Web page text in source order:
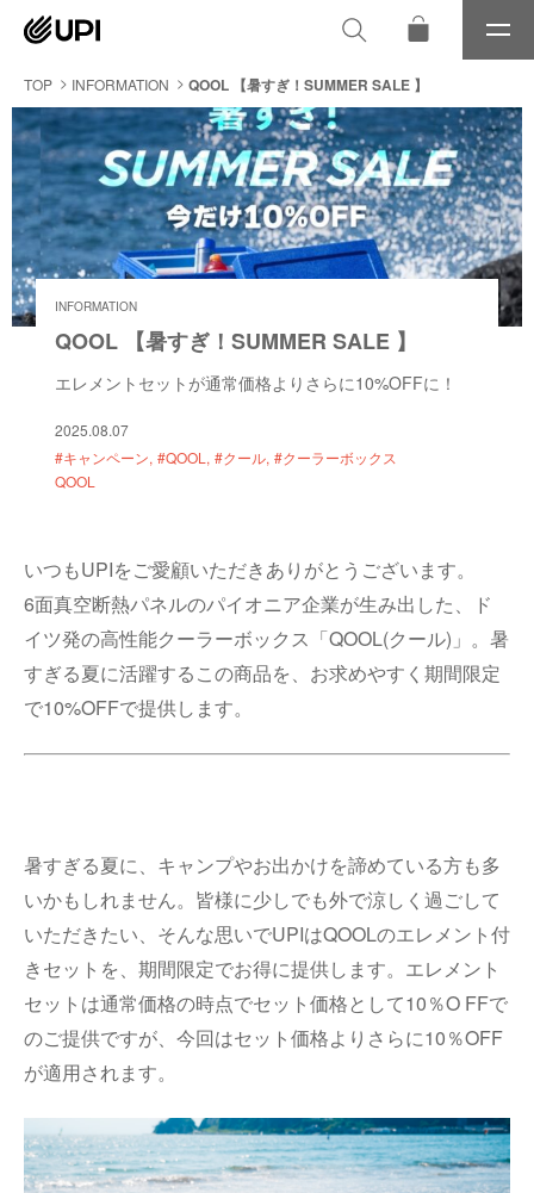
メ
ニ
ー
TOP INFORMATION QOOL 【暑すぎ！SUMMER SALE 】
INFORMATION
QOOL 【暑すぎ！SUMMER SALE 】
エレメントセットが通常価格よりさらに10%OFFに！
2025.08.07
#キャンペーン #QOOL #クール #クーラーボックス
QOOL
いつもUPIをご愛顧いただきありがとうございます。
6面真空断熱パネルのパイオニア企業が生み出した、ド
イツ発の高性能クーラーボックス「QOOL(クール)」。暑
すぎる夏に活躍するこの商品を、お求めやすく期間限定
で10%OFFで提供します。
暑すぎる夏に、キャンプやお出かけを諦めている方も多
いかもしれません。皆様に少しでも外で涼しく過ごして
いただきたい、そんな思いでUPIはQOOLのエレメント付
きセットを、期間限定でお得に提供します。エレメント
セットは通常価格の時点でセット価格として10％O FFで
のご提供ですが、今回はセット価格よりさらに10％OFF
が適用されます。